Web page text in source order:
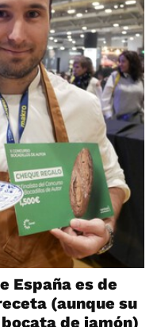
España es de
(aunque su
de jamón)